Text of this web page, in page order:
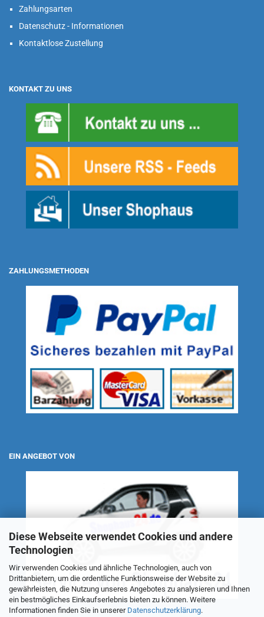
Diese Webseite verwendet Cookies und andere
Technologien
Wir verwenden Cookies und ähnliche Technologien, auch von
Drittanbietern, um die ordentliche Funktionsweise der Website zu
gewährleisten, die Nutzung unseres Angebotes zu analysieren und Ihnen
ein bestmögliches Einkaufserlebnis bieten zu können. Weitere
Informationen finden Sie in unserer Datenschutzerklärung.
Zahlungsarten
Datenschutz - Informationen
Kontaktlose Zustellung
KONTAKT ZU UNS
ZAHLUNGSMETHODEN
EIN ANGEBOT VON